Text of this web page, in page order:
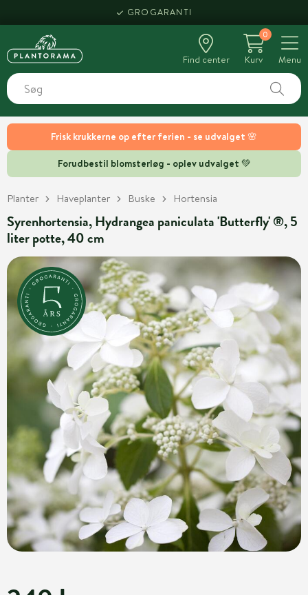
Frisk krukkerne op efter ferien - se udvalget 🌸
Forudbestil blomsterløg - oplev udvalget 💚
GROGARANTI
Find center
0
Kurv
Menu
Planter Haveplanter Buske Hortensia
Syrenhortensia, Hydrangea paniculata 'Butterfly' ®, 5
liter potte, 40 cm